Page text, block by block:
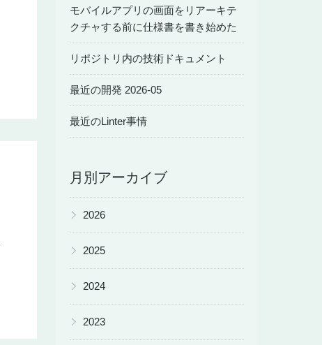
モバイルアプリの画面をリアーキテ
クチャする前に仕様書を書き始めた
リポジトリ内の技術ドキュメント
最近の開発 2026-05
最近のLinter事情
月別アーカイブ
▶ 2026
▶ 2025
▶ 2024
▶ 2023